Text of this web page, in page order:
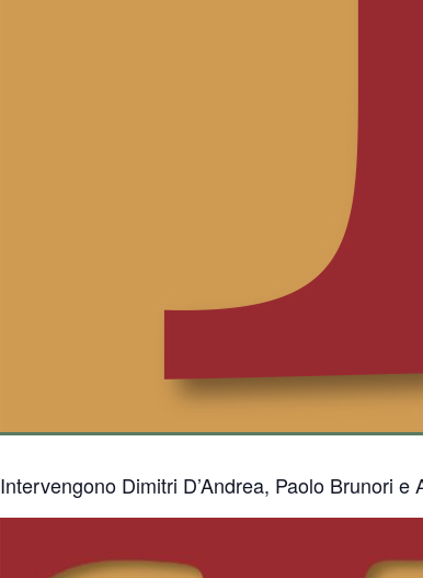
Intervengono Dimitri D’Andrea, Paolo Brunori e